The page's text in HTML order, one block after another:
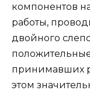
компонентов
работы,
двойного
принимавших
этом